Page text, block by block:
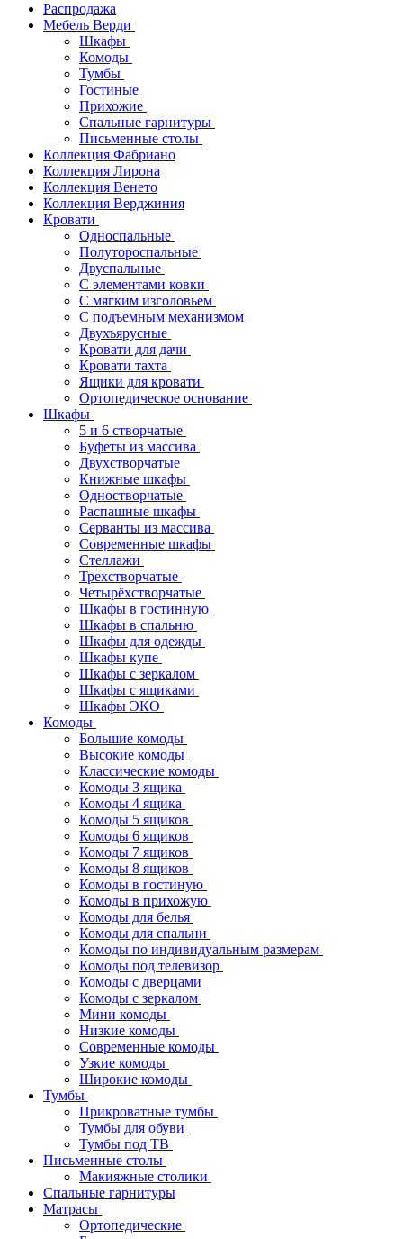
Распродажа
Мебель Верди
Шкафы
Комоды
Тумбы
Гостиные
Прихожие
Спальные гарнитуры
Письменные столы
Коллекция Фабриано
Коллекция Лирона
Коллекция Венето
Коллекция Верджиния
Кровати
Односпальные
Полутороспальные
Двуспальные
С элементами ковки
С мягким изголовьем
С подъемным механизмом
Двухъярусные
Кровати для дачи
Кровати тахта
Ящики для кровати
Ортопедическое основание
Шкафы
5 и 6 створчатые
Буфеты из массива
Двухстворчатые
Книжные шкафы
Одностворчатые
Распашные шкафы
Серванты из массива
Современные шкафы
Стеллажи
Трехстворчатые
Четырёхстворчатые
Шкафы в гостинную
Шкафы в спальню
Шкафы для одежды
Шкафы купе
Шкафы с зеркалом
Шкафы с ящиками
Шкафы ЭКО
Комоды
Большие комоды
Высокие комоды
Классические комоды
Комоды 3 ящика
Комоды 4 ящика
Комоды 5 ящиков
Комоды 6 ящиков
Комоды 7 ящиков
Комоды 8 ящиков
Комоды в гостиную
Комоды в прихожую
Комоды для белья
Комоды для спальни
Комоды по индивидуальным размерам
Комоды под телевизор
Комоды с дверцами
Комоды с зеркалом
Мини комоды
Низкие комоды
Современные комоды
Узкие комоды
Широкие комоды
Тумбы
Прикроватные тумбы
Тумбы для обуви
Тумбы под ТВ
Письменные столы
Макияжные столики
Спальные гарнитуры
Матрасы
Ортопедические